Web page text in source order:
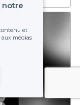
notre
et
médias